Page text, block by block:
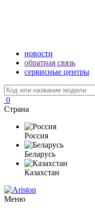
новости
обратная связь
сервисные центры
0
Страна
Россия
Беларусь
Казахстан
Меню